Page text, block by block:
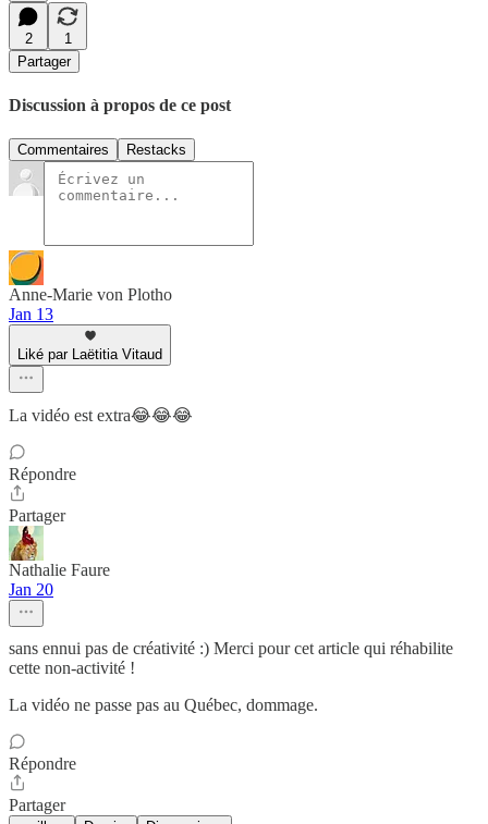
2
1
Partager
Discussion à propos de ce post
Commentaires Restacks
Anne-Marie von Plotho
Jan 13
Liké par Laëtitia Vitaud
La vidéo est extra😂😂😂
Répondre
Partager
Nathalie Faure
Jan 20
sans ennui pas de créativité :) Merci pour cet article qui réhabilite
cette non-activité !
La vidéo ne passe pas au Québec, dommage.
Répondre
Partager